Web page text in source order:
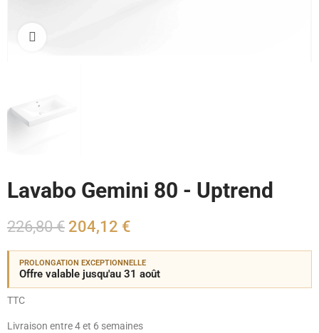
Lavabo Gemini 80 - Uptrend
226,80 € 204,12 €
PROLONGATION EXCEPTIONNELLE
Offre valable jusqu'au 31 août
TTC
Livraison entre 4 et 6 semaines